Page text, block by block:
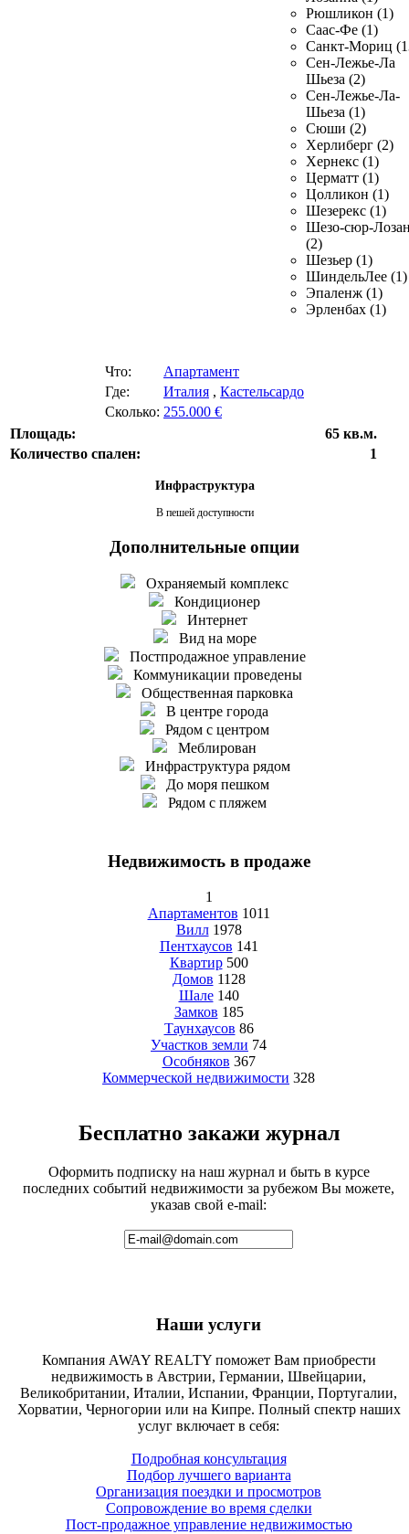
Рюшликон (1)
Саас-Фе (1)
Санкт-Мориц
Сен-Лежье-Ла
Шьеза (2)
Сен-Лежье-Ла-
Шьеза (1)
Сюши (2)
Херлиберг (2)
Хернекс (1)
Церматт (1)
Цолликон (1)
Шезерекс (1)
Шезо-сюр-
(2)
Шезьер (1)
ШиндельЛее (1)
Эпаленж (1)
Эрленбах (1)
Что:
Апартамент
Где:
Италия , Кастельсардо
Сколько: 255.000 €
Площадь:
65 кв.м.
Количество спален:
1
Инфраструктура
В пешей доступности
Дополнительные опции
Охраняемый комплекс
Кондиционер
Интернет
Вид на море
Постпродажное управление
Коммуникации проведены
Общественная парковка
В центре города
Рядом с центром
Меблирован
Инфраструктура рядом
До моря пешком
Рядом с пляжем
Недвижимость в продаже
1
Апартаментов 1011
Вилл 1978
Пентхаусов 141
Квартир 500
Домов 1128
Шале 140
Замков 185
Таунхаусов 86
Участков земли 74
Особняков 367
Коммерческой недвижимости 328
Бесплатно закажи журнал
Оформить подписку на наш журнал и быть в курсе
последних событий недвижимости за рубежом Вы можете,
указав свой e-mail:
Наши услуги
Компания AWAY REALTY поможет Вам приобрести
недвижимость в Австрии, Германии, Швейцарии,
Великобритании, Италии, Испании, Франции, Португалии,
Хорватии, Черногории или на Кипре. Полный спектр наших
услуг включает в себя:
Подробная консультация
Подбор лучшего варианта
Организация поездки и просмотров
Сопровождение во время сделки
Пост-продажное управление недвижимостью